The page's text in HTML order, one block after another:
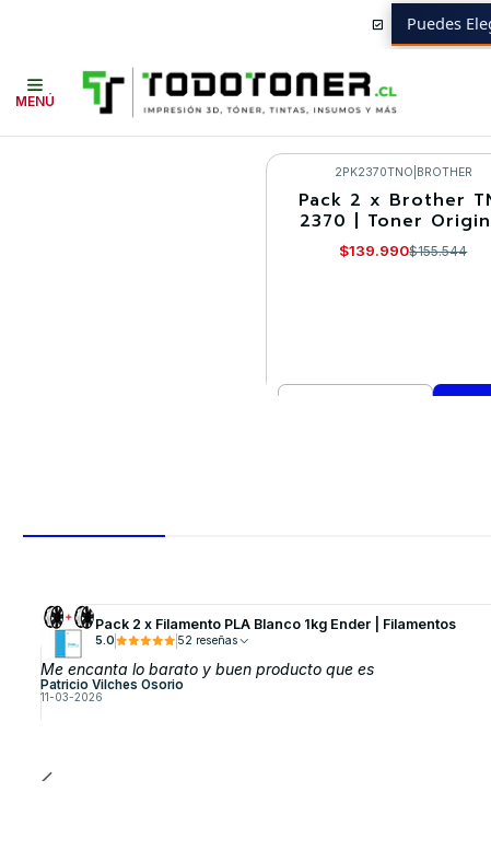
MENÚ
Puedes
-10%
2PK2370TNO BROTHER
Pack 2 x Brother
2370 | Toner
$139.990$155.544
Pack 2 x Filamento PLA Blanco 1kg Ender | Filamentos
5.0 52 reseñas
Me encanta lo barato y buen producto que es
Patricio Vilches Osorio
11-03-2026